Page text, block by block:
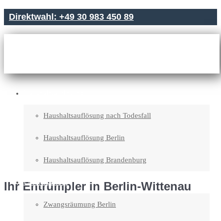
Direktwahl: +49 30 983 450 89
Haushaltsauflösung nach Todesfall
Haushaltsauflösung Berlin
Haushaltsauflösung Brandenburg
Entrümpelung
Zwangsräumung Berlin
Ihr Entrümpler in Berlin-Wittenau